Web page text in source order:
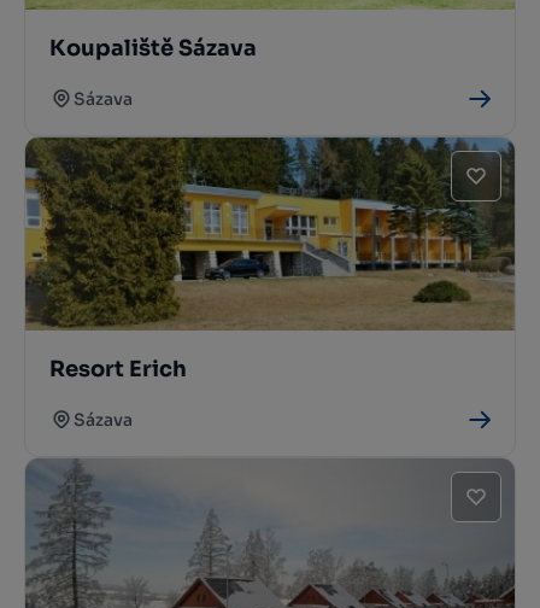
Koupaliště Sázava
Sázava
Resort Erich
Sázava